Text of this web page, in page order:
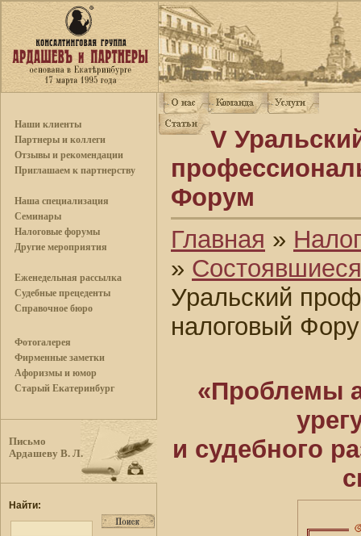
Наши клиенты
Партнеры и коллеги
Отзывы и рекомендации
Приглашаем к партнерству
Наша специализация
Семинары
Налоговые форумы
Другие мероприятия
Еженедельная рассылка
Судебные прецеденты
Справочное бюро
Фотогалерея
Фирменные заметки
Афоризмы и юмор
Старый Екатеринбург
Письмо
Ардашеву В. Л.
Найти:
V
Форум
Главная »
»
Уральский
налоговый
«Проблемы
и судебного